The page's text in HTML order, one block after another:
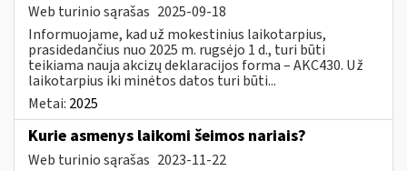
Web turinio sąrašas 2025-09-18
Informuojame, kad už mokestinius laikotarpius,
prasidedančius nuo 2025 m. rugsėjo 1 d., turi būti
teikiama nauja akcizų deklaracijos forma – AKC430. Už
laikotarpius iki minėtos datos turi būti...
Metai: 2025
Kurie asmenys laikomi šeimos nariais?
Web turinio sąrašas 2023-11-22